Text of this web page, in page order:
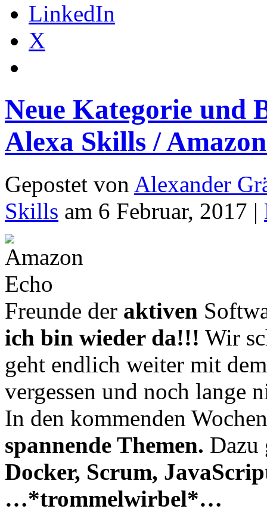
LinkedIn
X
Neue Kategorie und
Alexa Skills /
Gepostet von Alexander
Skills am 6 Februar, 2017 |
Freunde der aktiven
ich bin wieder da!!! Wir
geht endlich weiter mit
vergessen und noch lange
In den kommenden
spannende Themen. Dazu
Docker, Scrum,
…*trommelwirbel*…